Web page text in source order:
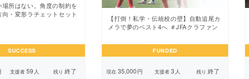
場所はない。角度の制約を
・変形ラチェットセット
SUCCESS
支援者59 人 残り 終了
【打倒！私学・伝統校の壁】自動追尾カ
メラで夢のベスト4へ ＃JFAクラファン
FUNDED
現在 35,000円 支援者 3 人 残り 終了